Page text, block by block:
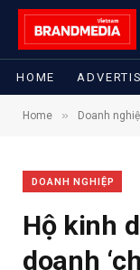
HOME
Home » Doanh
DOANH NGHIỆP
Hộ kinh
doanh